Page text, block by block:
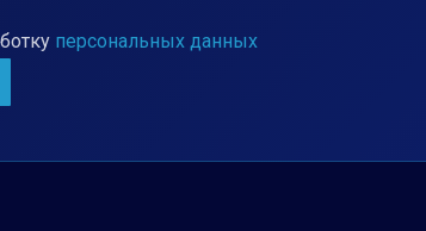
персональных данных